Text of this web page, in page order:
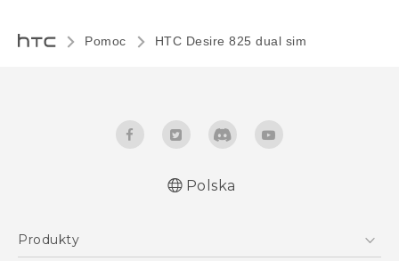
Pomoc HTC Desire 825 dual sim‎
Polska
Produkty